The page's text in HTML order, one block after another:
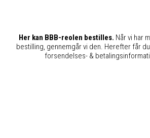
Her kan BBB-reolen bestilles. Når vi har
bestilling, gennemgår vi den. Herefter får
forsendelses- &